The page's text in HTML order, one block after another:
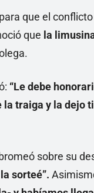
que el
que la
“Le debe
la traiga y la
sobre su
sorteé”.